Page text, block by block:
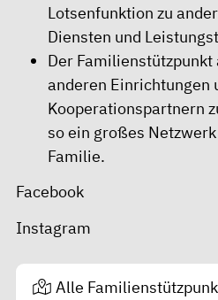
Lotsenfunktion zu
Diensten und
Der
anderen Einrichtungen
Kooperationspartnern
so ein großes
Familie.
Facebook
Instagram
Alle